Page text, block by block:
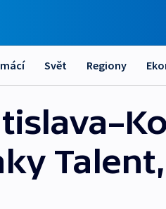
Svět Regiony